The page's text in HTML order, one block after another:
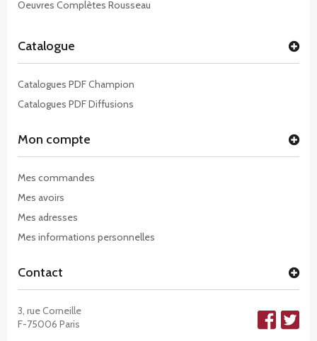
Oeuvres Complètes Rousseau
Catalogue
Catalogues PDF Champion
Catalogues PDF Diffusions
Mon compte
Mes commandes
Mes avoirs
Mes adresses
Mes informations personnelles
Contact
3, rue Corneille
F-75006 Paris